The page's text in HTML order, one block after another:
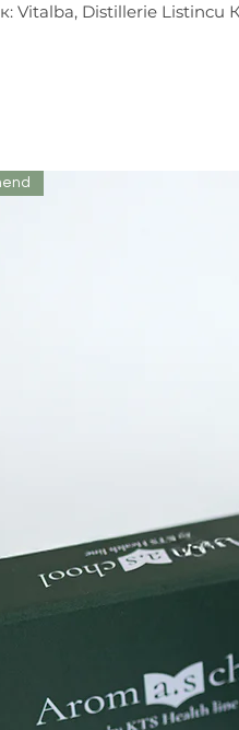
Vitalba, Distillerie Listincu